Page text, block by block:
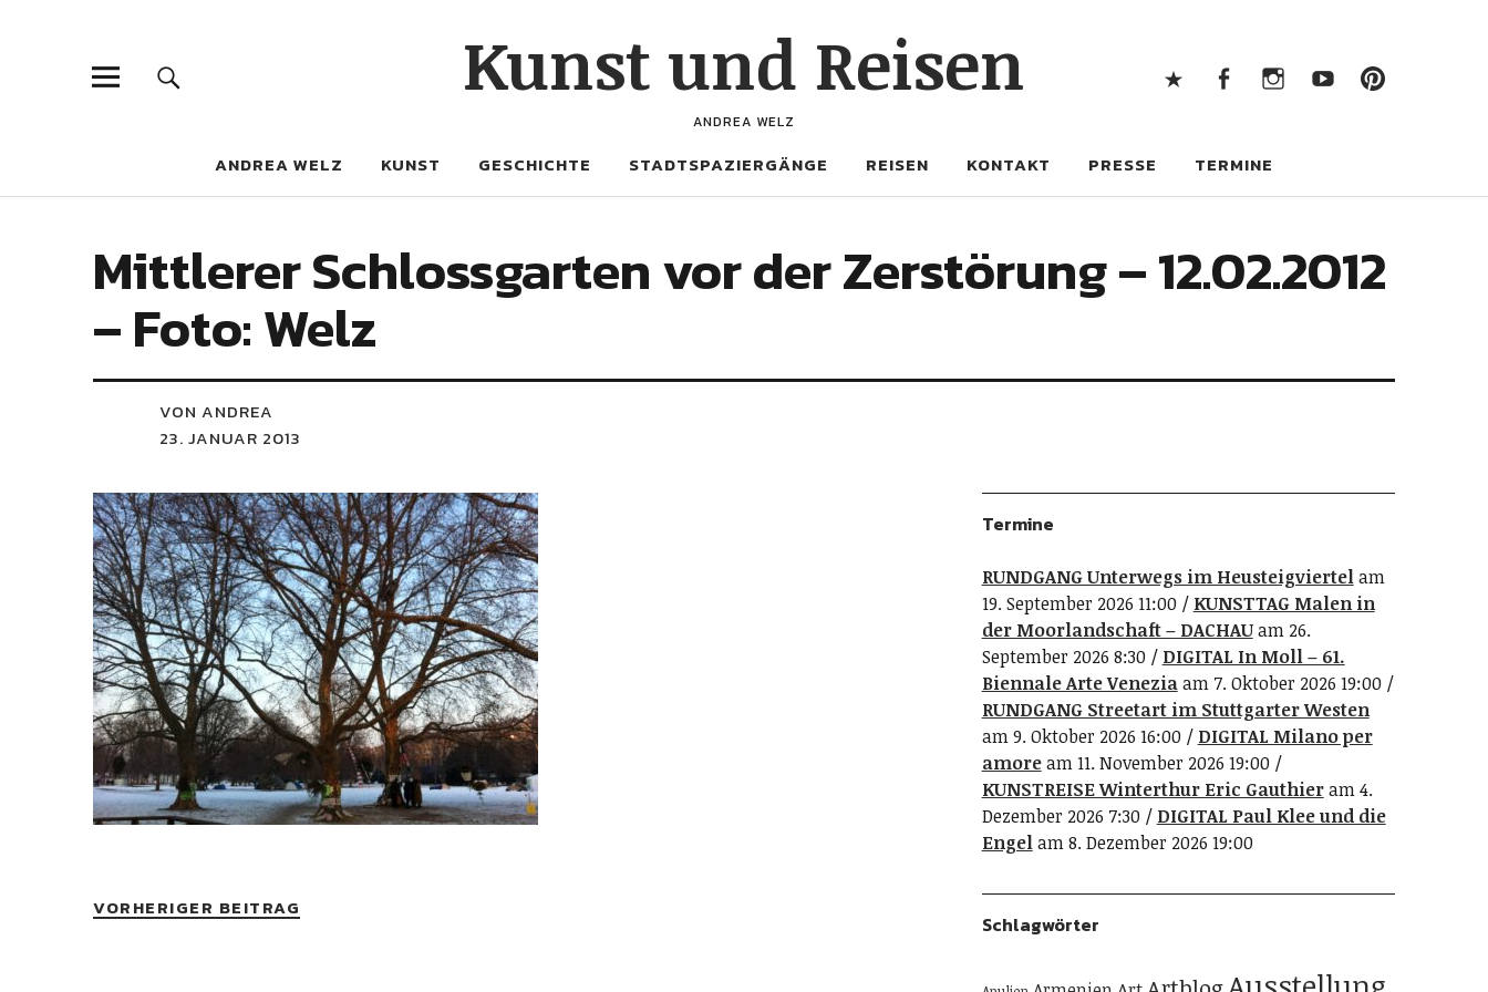
Kunst und Reisen
ANDREA WELZ
ANDREA WELZ KUNST GESCHICHTE STADTSPAZIERGÄNGE REISEN KONTAKT PRESSE TERMINE
Mittlerer Schlossgarten vor der Zerstörung – 12.02.2012
– Foto: Welz
VON ANDREA
23. JANUAR 2013
VORHERIGER BEITRAG
Termine
RUNDGANG Unterwegs im Heusteigviertelam
19. September 2026 11:00
KUNSTTAG Malen in
der Moorlandschaft – DACHAUam 26.
September 2026 8:30
DIGITAL In Moll – 61.
Biennale Arte Veneziaam 7. Oktober 2026 19:00
RUNDGANG Streetart im Stuttgarter Westen
am 9. Oktober 2026 16:00
DIGITAL Milano per
amoream 11. November 2026 19:00
KUNSTREISE Winterthur Eric Gauthieram 4.
Dezember 2026 7:30
DIGITAL Paul Klee und die
Engelam 8. Dezember 2026 19:00
Schlagwörter